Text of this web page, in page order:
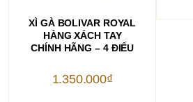
THÊM VÀO GIỎ HÀNG
XÌ GÀ BOLIVAR ROYAL
HÀNG XÁCH TAY
CHÍNH HÃNG – 4 ĐIẾU
1.350.000₫